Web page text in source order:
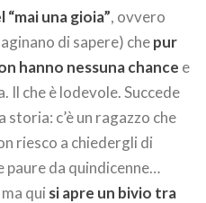
“mai una gioia”, ovvero
di sapere) chepur
hanno nessuna chance e
Il che è lodevole. Succede
storia: c’è un ragazzo che
riesco a chiedergli di
paure da quindicenne…
qui si apre un bivio tra